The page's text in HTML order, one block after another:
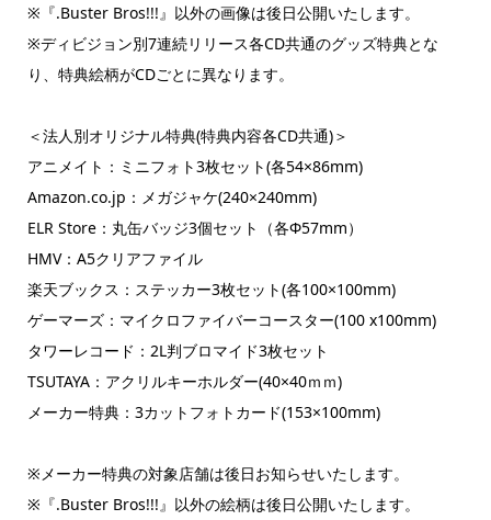
※『.Buster Bros!!!』以外の画像は後日公開いたします。
※ディビジョン別7連続リリース各CD共通のグッズ特典とな
り、特典絵柄がCDごとに異なります。
＜法人別オリジナル特典(特典内容各CD共通)＞
アニメイト：ミニフォト3枚セット(各54×86mm)
Amazon.co.jp：メガジャケ(240×240mm)
ELR Store：丸缶バッジ3個セット（各Φ57mm）
HMV：A5クリアファイル
楽天ブックス：ステッカー3枚セット(各100×100mm)
ゲーマーズ：マイクロファイバーコースター(100 x100mm)
タワーレコード：2L判ブロマイド3枚セット
TSUTAYA：アクリルキーホルダー(40×40ｍｍ)
メーカー特典：3カットフォトカード(153×100mm)
※メーカー特典の対象店舗は後日お知らせいたします。
※『.Buster Bros!!!』以外の絵柄は後日公開いたします。